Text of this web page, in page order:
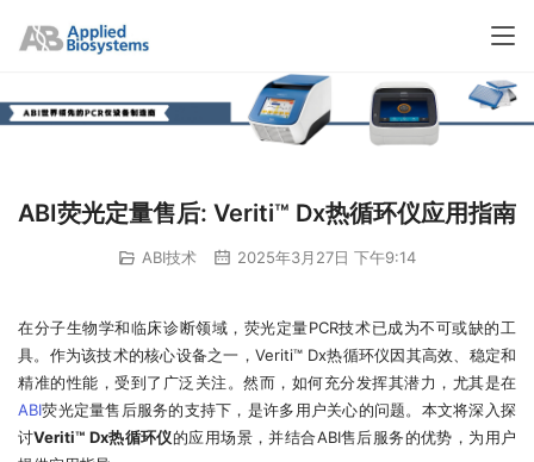
ABI荧光定量售后: Veriti™ Dx热循环仪应用指南
ABI技术 2025年3月27日 下午9:14
在分子生物学和临床诊断领域，荧光定量PCR技术已成为不可或缺的工
具。作为该技术的核心设备之一，Veriti™ Dx热循环仪因其高效、稳定和
精准的性能，受到了广泛关注。然而，如何充分发挥其潜力，尤其是在
ABI荧光定量售后服务的支持下，是许多用户关心的问题。本文将深入探
讨Veriti™ Dx热循环仪的应用场景，并结合ABI售后服务的优势，为用户